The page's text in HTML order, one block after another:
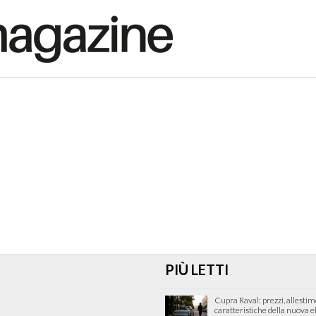
PIÙ LETTI
Cupra Raval: prezzi,
caratteristiche della nuova